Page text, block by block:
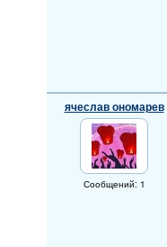
ячеслав ономарев
Сообщений: 1